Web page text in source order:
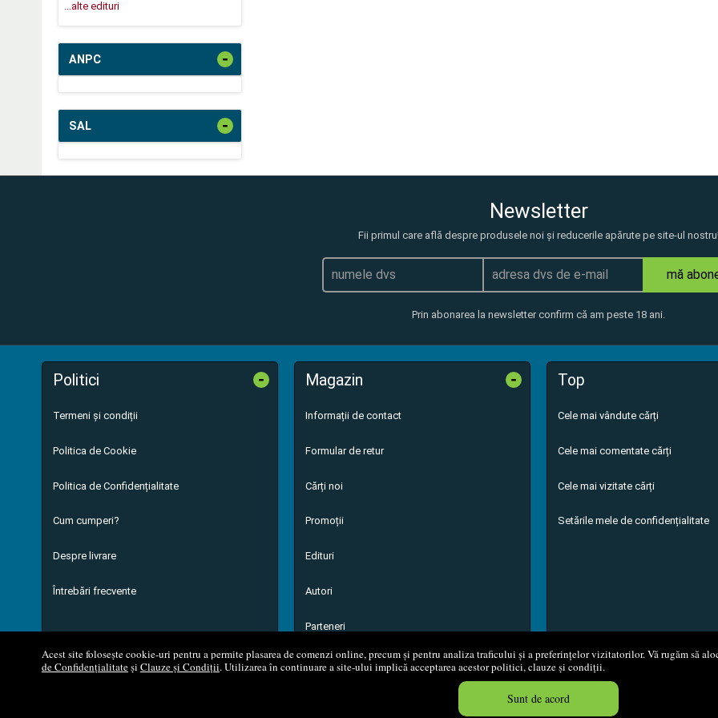
Acest site folosește cookie-uri pentru a permite plasarea de comenzi online, precum și pentru analiza traficului și a preferințelor vizitatorilor. Vă rugăm să
de Confidențialitateși Clauze și Condiții. Utilizarea în continuare a site-ului implică acceptarea acestor politici, clauze și condiții.
Sunt de acord
...alte edituri
ANPC -
SAL -
Newsletter
Fii primul care află despre produsele noi și reducerile apărute pe site-ul nostru!
mă
Prin abonarea la newsletter confirm că am peste 18 ani.
Politici -
Termeni și condiții
Politica de Cookie
Politica de Confidențialitate
Cum cumperi?
Despre livrare
Întrebări frecvente
Magazin -
Informații de contact
Formular de retur
Cărți noi
Promoții
Edituri
Autori
Parteneri
Top
Cele mai vândute cărți
Cele mai comentate cărți
Cele mai vizitate cărți
Setările mele de confidențialitate
© 2008 - 2026 S.C. M.G. Net Distribution S.R.L. Magazin online
Created in 0.0567 sec